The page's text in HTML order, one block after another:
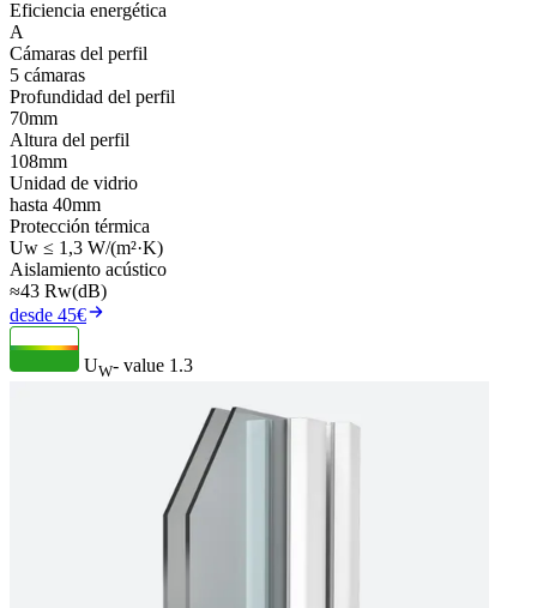
Eficiencia energética
A
Cámaras del perfil
5 cámaras
Profundidad del perfil
70mm
Altura del perfil
108mm
Unidad de vidrio
hasta 40mm
Protección térmica
Uw ≤ 1,3 W/(m²·K)
Aislamiento acústico
≈43 Rw(dB)
desde 45€
UW- value 1.3